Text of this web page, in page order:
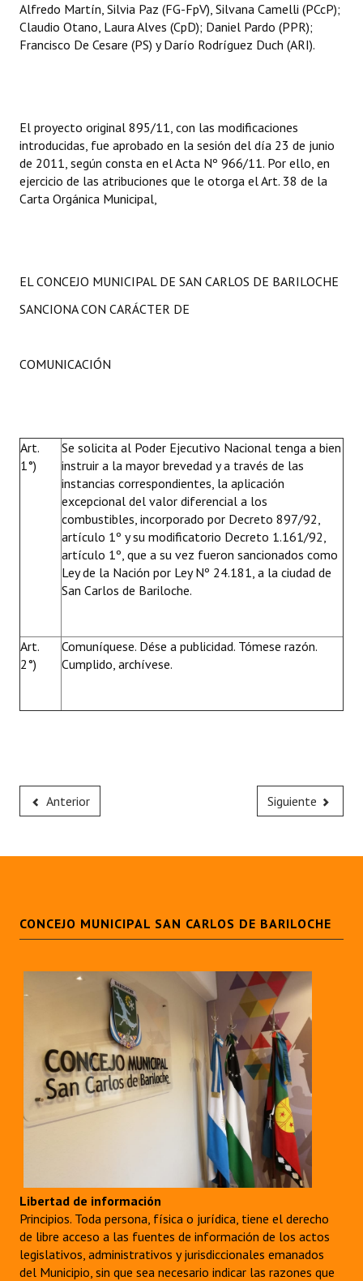
Alfredo Martín, Silvia Paz (FG-FpV), Silvana Camelli (PCcP);
Claudio Otano, Laura Alves (CpD); Daniel Pardo (PPR);
Francisco De Cesare (PS) y Darío Rodríguez Duch (ARI).
El proyecto original 895/11, con las modificaciones
introducidas, fue aprobado en la sesión del día 23 de junio
de 2011, según consta en el Acta Nº 966/11. Por ello, en
ejercicio de las atribuciones que le otorga el Art. 38 de la
Carta Orgánica Municipal,
EL CONCEJO MUNICIPAL DE SAN CARLOS DE BARILOCHE
SANCIONA CON CARÁCTER DE
COMUNICACIÓN
Art.
1°)
Se solicita al Poder Ejecutivo Nacional tenga a bien
instruir a la mayor brevedad y a través de las
instancias correspondientes, la aplicación
excepcional del valor diferencial a los
combustibles, incorporado por Decreto 897/92,
artículo 1º y su modificatorio Decreto 1.161/92,
artículo 1º, que a su vez fueron sancionados como
Ley de la Nación por Ley Nº 24.181, a la ciudad de
San Carlos de Bariloche.
Art.
2°)
Comuníquese. Dése a publicidad. Tómese razón.
Cumplido, archívese.
Anterior Siguiente
CONCEJO MUNICIPAL SAN CARLOS DE BARILOCHE
Libertad de información
Principios. Toda persona, física o jurídica, tiene el derecho
de libre acceso a las fuentes de información de los actos
legislativos, administrativos y jurisdiccionales emanados
del Municipio, sin que sea necesario indicar las razones que